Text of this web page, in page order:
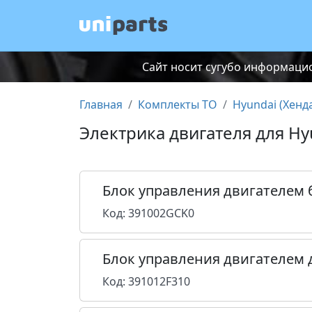
Сайт носит сугубо
Главная Комплекты ТО Hyundai
Электрика двигателя для
Блок управления двигателем
Код: 391002GCK0
Блок управления двигателем
Код: 391012F310